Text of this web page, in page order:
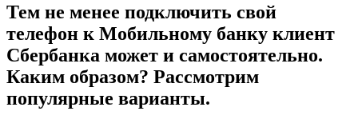
Тем не менее подключить свой
телефон к Мобильному банку клиент
Сбербанка может и самостоятельно.
Каким образом? Рассмотрим
популярные варианты.